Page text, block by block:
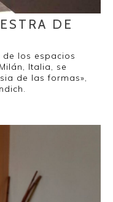
DE
de los espacios
Italia, se
de las formas»,